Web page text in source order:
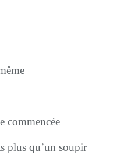
commencée
plus qu’un soupir